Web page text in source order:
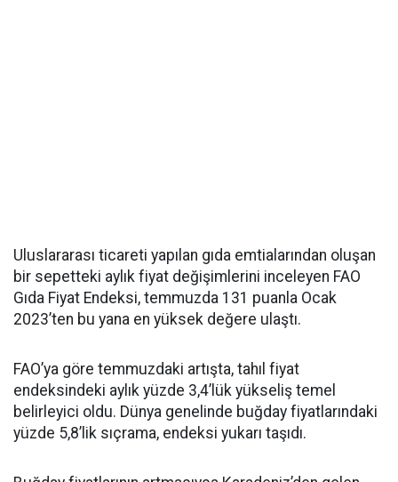
Uluslararası ticareti yapılan gıda emtialarından oluşan
bir sepetteki aylık fiyat değişimlerini inceleyen FAO
Gıda Fiyat Endeksi, temmuzda 131 puanla Ocak
2023’ten bu yana en yüksek değere ulaştı.
FAO’ya göre temmuzdaki artışta, tahıl fiyat
endeksindeki aylık yüzde 3,4’lük yükseliş temel
belirleyici oldu. Dünya genelinde buğday fiyatlarındaki
yüzde 5,8’lik sıçrama, endeksi yukarı taşıdı.